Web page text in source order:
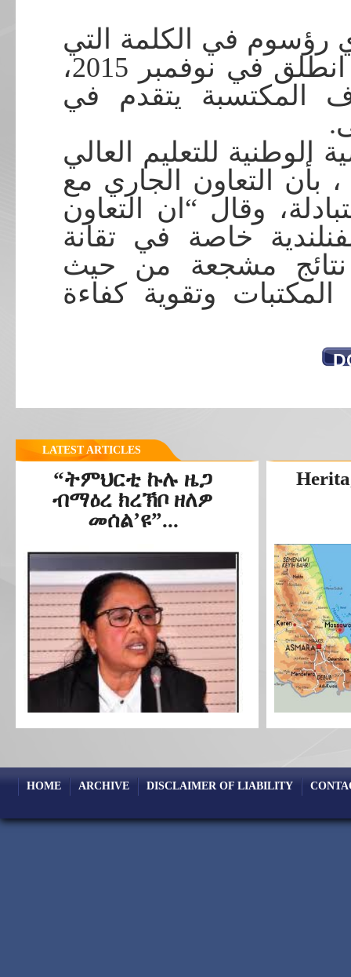
رؤسوم في الكلمة التي
ألقاها ” بأن تقييم التعاون الذي انطلق في نوفمبر 2015،
المكتسبة يتقدم في
الوطنية للتعليم العالي
التعاون الجاري مع
وقال “ان التعاون
خاصة في تقانة
نتائج مشجعة من حيث
وتقوية كفاءة
LATEST ARTICLES
“ትምህርቲ ኩሉ ዜጋ
ብማዕረ ክረኽቦ ዘለዎ
መሰል’ዩ”...
HOME ARCHIVE DISCLAIMER OF LIABILITY